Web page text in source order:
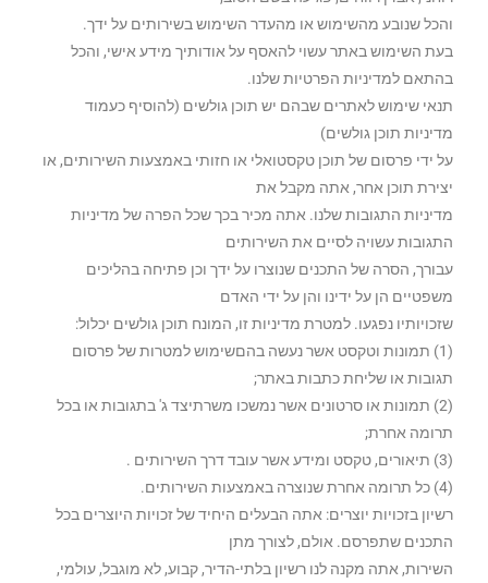
והכל שנובע מהשימוש או מהעדר השימוש בשירותים על ידך.
בעת השימוש באתר עשוי להאסף על אודותיך מידע אישי, והכל
בהתאם למדיניות הפרטיות שלנו.
תנאי שימוש לאתרים שבהם יש תוכן גולשים (להוסיף כעמוד
מדיניות תוכן גולשים)
על ידי פרסום של תוכן טקסטואלי או חזותי באמצעות השירותים, או
יצירת תוכן אחר, אתה מקבל את
מדיניות התגובות שלנו. אתה מכיר בכך שכל הפרה של מדיניות
התגובות עשויה לסיים את השירותים
עבורך, הסרה של התכנים שנוצרו על ידך וכן פתיחה בהליכים
משפטיים הן על ידינו והן על ידי האדם
שזכויותיו נפגעו. למטרת מדיניות זו, המונח תוכן גולשים יכלול:
(1) תמונות וטקסט אשר נעשה בהםשימוש למטרות של פרסום
תגובות או שליחת כתבות באתר;
(2) תמונות או סרטונים אשר נמשכו משרתיצד ג' בתגובות או בכל
תרומה אחרת;
(3) תיאורים, טקסט ומידע אשר עובד דרך השירותים .
(4) כל תרומה אחרת שנוצרה באמצעות השירותים.
רשיון בזכויות יוצרים: אתה הבעלים היחיד של זכויות היוצרים בכל
התכנים שתפרסם. אולם, לצורך מתן
השירות, אתה מקנה לנו רשיון בלתי-הדיר, קבוע, לא מוגבל, עולמי,